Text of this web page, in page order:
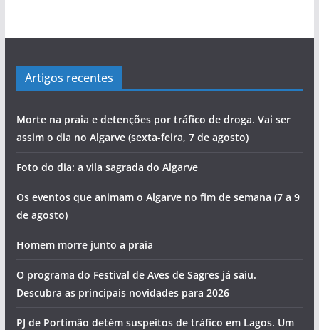
Artigos recentes
Morte na praia e detenções por tráfico de droga. Vai ser
assim o dia no Algarve (sexta-feira, 7 de agosto)
Foto do dia: a vila sagrada do Algarve
Os eventos que animam o Algarve no fim de semana (7 a 9
de agosto)
Homem morre junto a praia
O programa do Festival de Aves de Sagres já saiu.
Descubra as principais novidades para 2026
PJ de Portimão detém suspeitos de tráfico em Lagos. Um